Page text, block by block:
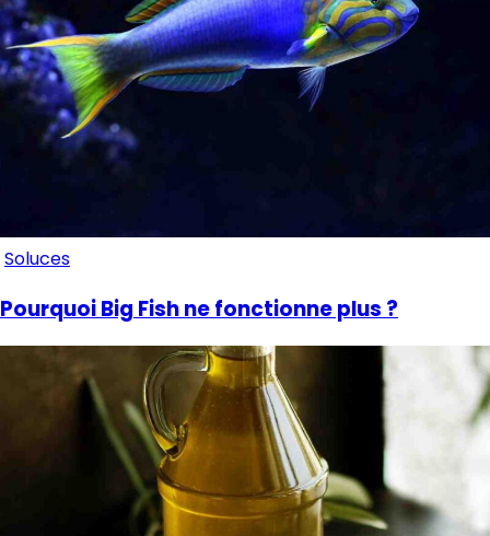
Soluces
Pourquoi Big Fish ne fonctionne plus ?